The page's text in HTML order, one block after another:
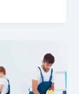
كلين
لايف